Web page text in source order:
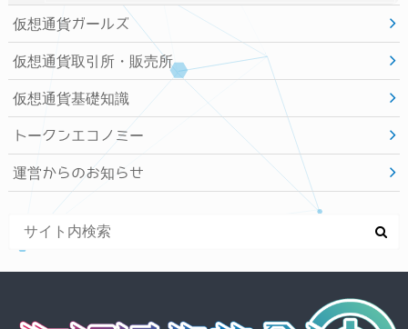
仮想通貨ガールズ
仮想通貨取引所・販売所
仮想通貨基礎知識
トークンエコノミー
運営からのお知らせ